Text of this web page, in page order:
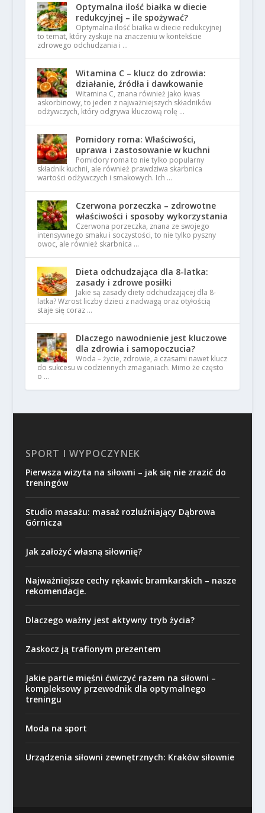
Optymalna ilość białka w diecie
redukcyjnej – ile spożywać?
Optymalna ilość białka w diecie redukcyjnej
to temat, który zyskuje na znaczeniu w kontekście
zdrowego odchudzania i …
Witamina C – klucz do zdrowia:
działanie, źródła i dawkowanie
Witamina C, znana również jako kwas
askorbinowy, to jeden z najważniejszych składników
odżywczych, który odgrywa kluczową rolę …
Pomidory roma: Właściwości,
uprawa i zastosowanie w kuchni
Pomidory roma to nie tylko popularny
składnik kuchni, ale również prawdziwa skarbnica
wartości odżywczych i smakowych. Ich …
Czerwona porzeczka – zdrowotne
właściwości i sposoby wykorzystania
Czerwona porzeczka, znana ze swojego
intensywnego smaku i soczystości, to nie tylko pyszny
owoc, ale również skarbnica …
Dieta odchudzająca dla 8-latka:
zasady i zdrowe posiłki
Jakie są zasady diety odchudzającej dla 8-
latka? Wzrost liczby dzieci z nadwagą oraz otyłością
staje się coraz …
Dlaczego nawodnienie jest kluczowe
dla zdrowia i samopoczucia?
Woda – życie, zdrowie, a czasami nawet klucz
do sukcesu w codziennych zmaganiach. Mimo że często
o …
SPORT I WYPOCZYNEK
Pierwsza wizyta na siłowni – jak się nie zrazić do
treningów
Studio masażu: masaż rozluźniający Dąbrowa
Górnicza
Jak założyć własną siłownię?
Najważniejsze cechy rękawic bramkarskich – nasze
rekomendacje.
Dlaczego ważny jest aktywny tryb życia?
Zaskocz ją trafionym prezentem
Jakie partie mięśni ćwiczyć razem na siłowni –
kompleksowy przewodnik dla optymalnego
treningu
Moda na sport
Urządzenia siłowni zewnętrznych: Kraków siłownie